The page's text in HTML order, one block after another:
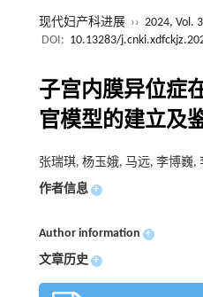
现代妇产科进展 ›› 2024, Vol.
DOI: 10.13283/
子宫内膜异位症
官模型的建立及
张瑞琪, 杨玉娥, 马远, 李博巍,
作者信息 +
Author information +
文章历史 +